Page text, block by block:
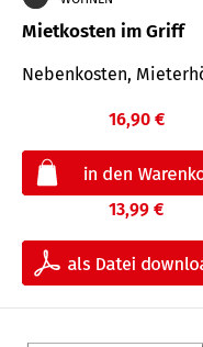
Mietkosten im Griff
Nebenkosten,
16,90 €
13,99 €